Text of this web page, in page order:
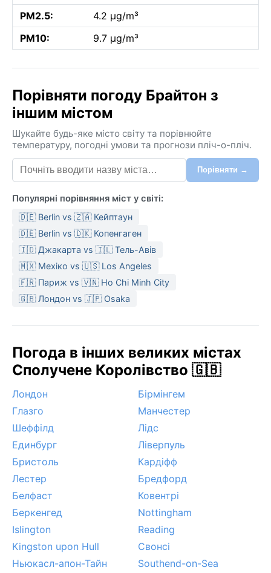
PM2.5:
4.2 µg/m³
PM10:
9.7 µg/m³
Порівняти погоду Брайтон з
іншим містом
Шукайте будь-яке місто світу та порівнюйте
температуру, погодні умови та прогнози пліч-о-пліч.
Порівняти →
Популярні порівняння міст у світі:
🇩🇪 Berlin vs 🇿🇦 Кейптаун
🇩🇪 Berlin vs 🇩🇰 Копенгаген
🇮🇩 Джакарта vs 🇮🇱 Тель-Авів
🇲🇽 Мехіко vs 🇺🇸 Los Angeles
🇫🇷 Париж vs 🇻🇳 Ho Chi Minh City
🇬🇧 Лондон vs 🇯🇵 Osaka
Погода в інших великих містах
Сполучене Королівство 🇬🇧
Лондон
Бірмінгем
Глазго
Манчестер
Шеффілд
Лідс
Единбург
Ліверпуль
Бристоль
Кардіфф
Лестер
Бредфорд
Белфаст
Ковентрі
Беркенгед
Nottingham
Islington
Reading
Kingston upon Hull
Свонсі
Ньюкасл-апон-Тайн
Southend-on-Sea